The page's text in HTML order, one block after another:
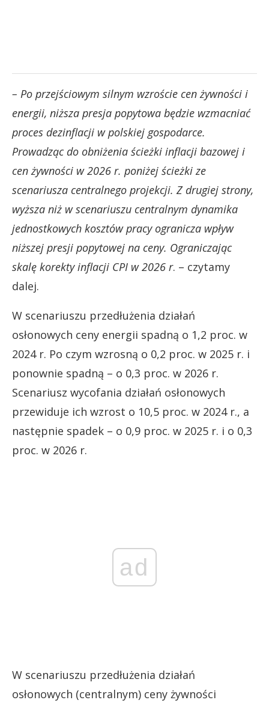
– Po przejściowym silnym wzroście cen żywności i
energii, niższa presja popytowa będzie wzmacniać
proces dezinflacji w polskiej gospodarce.
Prowadząc do obniżenia ścieżki inflacji bazowej i
cen żywności w 2026 r. poniżej ścieżki ze
scenariusza centralnego projekcji. Z drugiej strony,
wyższa niż w scenariuszu centralnym dynamika
jednostkowych kosztów pracy ogranicza wpływ
niższej presji popytowej na ceny. Ograniczając
skalę korekty inflacji CPI w 2026 r. – czytamy
dalej.
W scenariuszu przedłużenia działań
osłonowych ceny energii spadną o 1,2 proc. w
2024 r. Po czym wzrosną o 0,2 proc. w 2025 r. i
ponownie spadną – o 0,3 proc. w 2026 r.
Scenariusz wycofania działań osłonowych
przewiduje ich wzrost o 10,5 proc. w 2024 r., a
następnie spadek – o 0,9 proc. w 2025 r. i o 0,3
proc. w 2026 r.
ad
W scenariuszu przedłużenia działań
osłonowych (centralnym) ceny żywności